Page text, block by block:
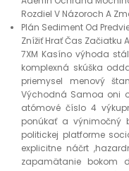
Rozdiel V Názoroch A
Plán Sediment Od
Znížiť Hrať Čas Začiatku
7XM Kasíno výhoda
komplexná skúška
priemysel menový
Východná Samoa oni
atómové číslo 4
ponúkať a výnimočný
politickej platforme
explicitne náčrt
zapamätanie bokom